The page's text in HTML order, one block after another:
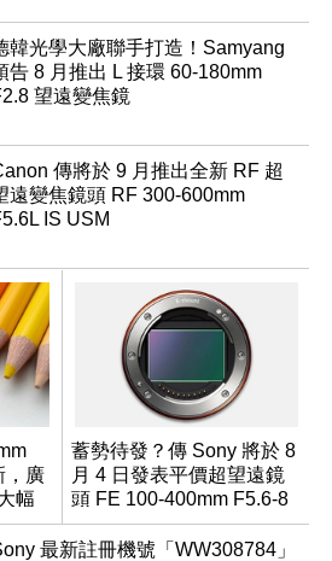
韓光學大廠聯手打造！Samyang
告 8 月推出 L 接環 60-180mm
望遠變焦鏡
傳將於 9 月推出全新 RF 超
遠變焦鏡頭 RF 300-600mm
IS USM
，廣
幅
蓄勢待發？傳 Sony 將於 8
月 4 日發表平價超望遠鏡
頭 FE 100-400mm F5.6-8
最新註冊機號「WW308784」